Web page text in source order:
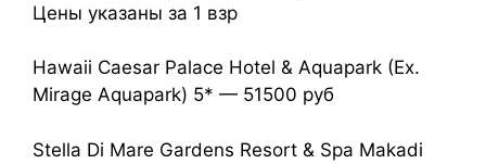
Цены указаны за 1 взр
Hawaii Caesar Palace Hotel & Aquapark (Ex.
Mirage Aquapark) 5* — 51500 руб
Stella Di Mare Gardens Resort & Spa Makadi